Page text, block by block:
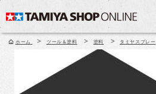
ホーム > ツール＆塗料 > 塗料 > タミヤスプレー